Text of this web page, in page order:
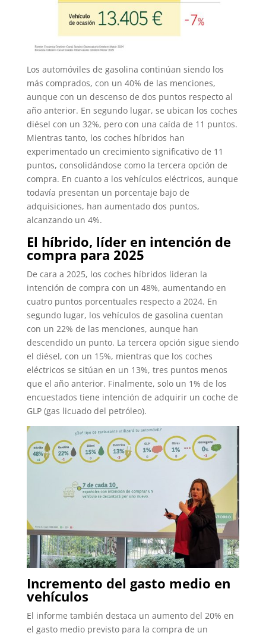
Los automóviles de gasolina continúan siendo los
más comprados, con un 40% de las menciones,
aunque con un descenso de dos puntos respecto al
año anterior. En segundo lugar, se ubican los coches
diésel con un 32%, pero con una caída de 11 puntos.
Mientras tanto, los coches híbridos han
experimentado un crecimiento significativo de 11
puntos, consolidándose como la tercera opción de
compra. En cuanto a los vehículos eléctricos, aunque
todavía presentan un porcentaje bajo de
adquisiciones, han aumentado dos puntos,
alcanzando un 4%.
El híbrido, líder en intención de
compra para 2025
De cara a 2025, los coches híbridos lideran la
intención de compra con un 48%, aumentando en
cuatro puntos porcentuales respecto a 2024. En
segundo lugar, los vehículos de gasolina cuentan
con un 22% de las menciones, aunque han
descendido un punto. La tercera opción sigue siendo
el diésel, con un 15%, mientras que los coches
eléctricos se sitúan en un 13%, tres puntos menos
que el año anterior. Finalmente, solo un 1% de los
encuestados tiene intención de adquirir un coche de
GLP (gas licuado del petróleo).
Incremento del gasto medio en
vehículos
El informe también destaca un aumento del 20% en
el gasto medio previsto para la compra de un